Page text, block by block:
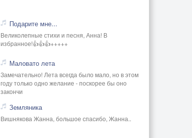
Подарите мне...
Великолепные стихи и песня, Анна! В
избранное!👍👍👍+++++
Маловато лета
Замечательно! Лета всегда было мало, но в этом
году только одно желание - поскорее бы оно
закончи
Земляника
Вишнякова Жанна, большое спасибо, Жанна..